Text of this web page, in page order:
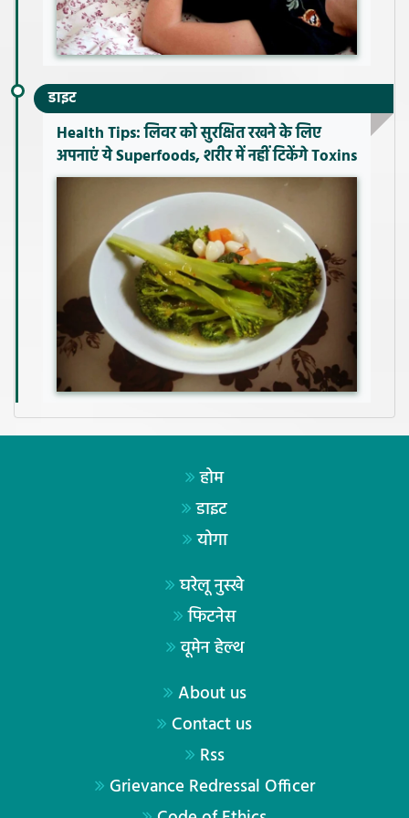
डाइट
Health Tips: लिवर को सुरक्षित रखने के लिए
अपनाएं ये Superfoods, शरीर में नहीं टिकेंगे Toxins
होम
डाइट
योगा
घरेलू नुस्खे
फिटनेस
वूमेन हेल्थ
About us
Contact us
Rss
Grievance Redressal Officer